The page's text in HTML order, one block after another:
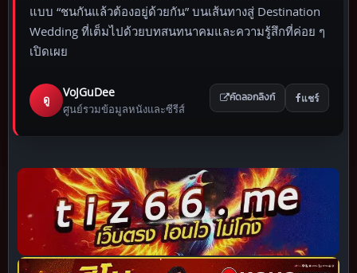
แบบ “ชนกันแล้วต้องอยู่ด้วยกัน” บนเส้นทางสู่ Destination
Wedding ที่เต็มไปด้วยบทสนทนาคมและความรู้สึกที่ค่อย ๆ
เปิดเผย
ดู
VoJGuDee
ศูนย์รวมข้อมูลหนังและซีรีส์
คัดลอกลิงก์ แชร์